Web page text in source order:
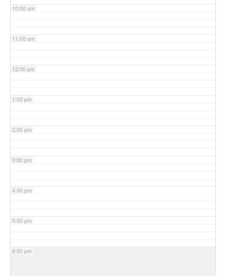
10:00 am
11:00 am
12:00 pm
1:00 pm
2:00 pm
3:00 pm
4:00 pm
5:00 pm
6:00 pm